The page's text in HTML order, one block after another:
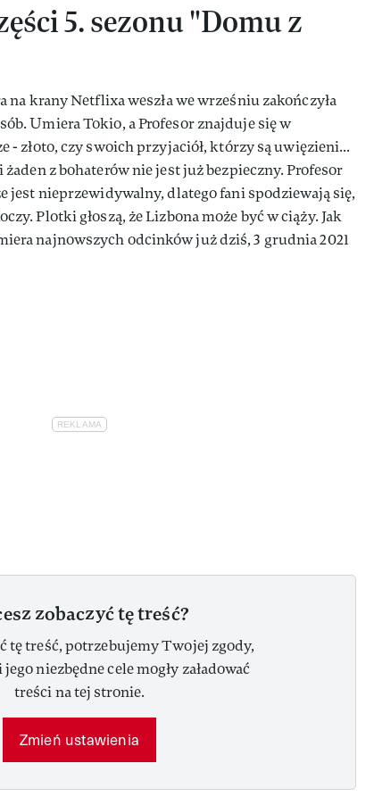
5. sezonu "Domu z
na krany Netflixa weszła we wrześniu zakończyła
Umiera Tokio, a Profesor znajduje się w
- złoto, czy swoich przyjaciół, którzy są uwięzieni...
z bohaterów nie jest już bezpieczny. Profesor
jest nieprzewidywalny, dlatego fani spodziewają się,
Plotki głoszą, że Lizbona może być w ciąży. Jak
najnowszych odcinków już dziś, 3 grudnia 2021
zobaczyć tę treść?
tę treść, potrzebujemy Twojej zgody,
niezbędne cele mogły załadować
treści na tej stronie.
Zmień ustawienia